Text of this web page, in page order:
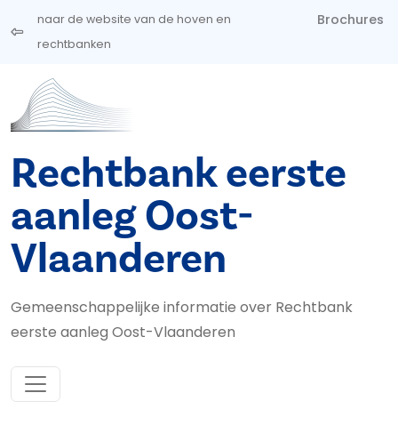
Overslaan en naar de inhoud gaan
naar de website van de hoven en
rechtbanken
Brochures
Rechtbank eerste
aanleg Oost-
Vlaanderen
Gemeenschappelijke informatie over Rechtbank
eerste aanleg Oost-Vlaanderen